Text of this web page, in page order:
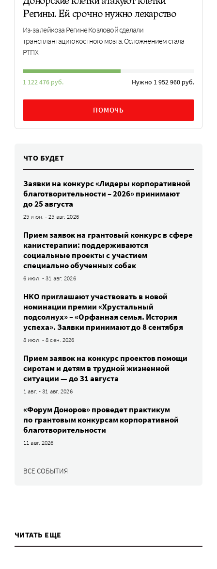
Регины. Ей срочно нужно лекарство
Из-за лейкоза Регине Козловой сделали
трансплантацию костного мозга. Осложнением стала
РТПХ
1 122 476 руб. Нужно 1 952 960 руб.
ПОМОЧЬ
ЧТО БУДЕТ
Заявки на конкурс «Лидеры корпоративной
благотворительности – 2026» принимают
до 25 августа
25 июн. - 25 авг. 2026
Прием заявок на грантовый конкурс в сфере
канистерапии: поддерживаются
социальные проекты с участием
специально обученных собак
6 июл. - 31 авг. 2026
НКО приглашают участвовать в новой
номинации премии «Хрустальный
подсолнух» – «Орфанная семья. История
успеха». Заявки принимают до 8 сентября
8 июл. - 8 сен. 2026
Прием заявок на конкурс проектов помощи
сиротам и детям в трудной жизненной
ситуации — до 31 августа
1 авг. - 31 авг. 2026
«Форум Доноров» проведет практикум
по грантовым конкурсам корпоративной
благотворительности
11 авг. 2026
ВСЕ СОБЫТИЯ
ЧИТАТЬ ЕЩЕ